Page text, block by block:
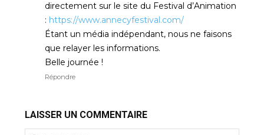
directement sur le site du Festival d’Animation
: https://www.annecyfestival.com/
Étant un média indépendant, nous ne faisons
que relayer les informations.
Belle journée !
Répondre
LAISSER UN COMMENTAIRE